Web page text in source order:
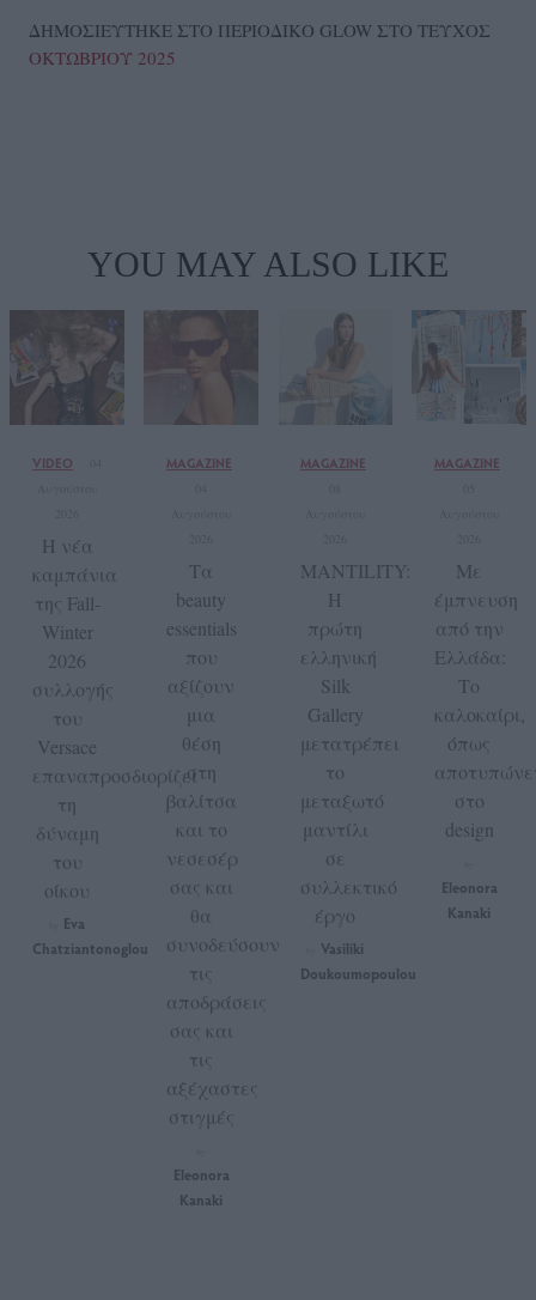
ΔΗΜΟΣΙΕΥΤΗΚΕ ΣΤΟ ΠΕΡΙΟΔΙΚΟ GLOW ΣΤΟ ΤΕΥΧΟΣ
ΟΚΤΩΒΡΙΟΥ 2025
YOU MAY ALSO LIKE
VIDEO
Η νέα
καμπάνια
της Fall-
Winter
2026
συλλογής
του
Versace
επαναπροσδιορίζει
τη
δύναμη
του
οίκου
Eva
Chatziantonoglou
MAGAZINE
Τα
beauty
essentials
που
αξίζουν
μια
θέση
στη
βαλίτσα
και το
νεσεσέρ
σας και
θα
συνοδεύσουν
τις
αποδράσεις
σας και
τις
αξέχαστες
στιγμές
Eleonora
Kanaki
MAGAZINE
MANTILITY:
Η
πρώτη
ελληνική
Silk
Gallery
μετατρέπει
το
μεταξωτό
μαντίλι
σε
συλλεκτικό
έργο
Vasiliki
Doukoumopoulou
MAGAZINE
Με
έμπνευση
από την
Ελλάδα:
Το
καλοκαίρι,
όπως
στο
design
Eleonora
Kanaki